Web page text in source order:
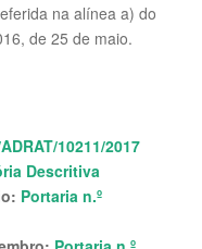
na alínea a) do
de 25 de maio.
10211/2017
Descritiva
Portaria n.º